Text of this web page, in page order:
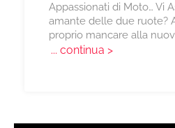
Appassionati di Moto… Vi
amante delle due ruote?
proprio mancare alla
... continua >